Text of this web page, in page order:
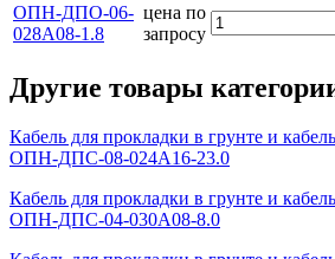
ОПН-ДПО-06-
028А08-1.8
цена по
запросу
Другие товары
Кабель для прокладки в грунте и
ОПН-ДПС-08-024А16-23.0
Кабель для прокладки в грунте и
ОПН-ДПС-04-030А08-8.0